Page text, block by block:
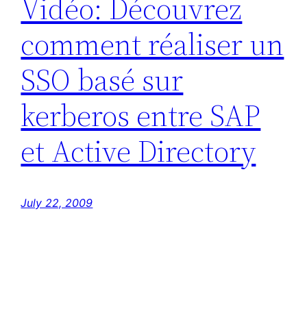
Vidéo: Découvrez
comment réaliser un
SSO basé sur
kerberos entre SAP
et Active Directory
July 22, 2009